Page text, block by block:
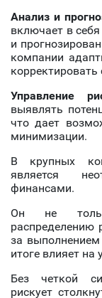
Анализ и
включает в
и
компании
Управление
выявлять
что дает
минимизации.
В крупных
является
финансами.
Он не
распределению
за
итоге влияет на
Без четкой
рискует